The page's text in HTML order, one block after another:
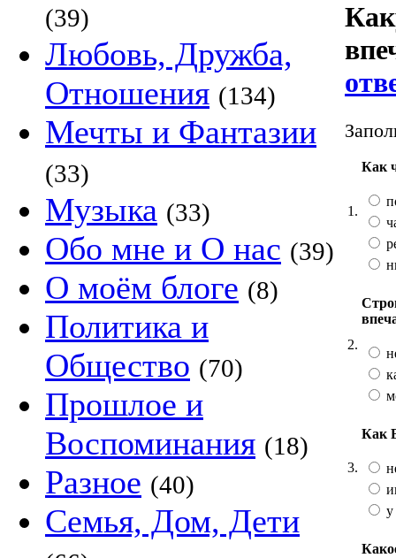
(39)
Любовь, Дружба,
Отношения (134)
Мечты и Фантазии
(33)
Музыка (33)
Обо мне и О нас (39)
О моём блоге (8)
Политика и
Общество (70)
Прошлое и
Воспоминания (18)
Разное (40)
Семья, Дом, Дети
1.
Как
2.
3.
Как
у